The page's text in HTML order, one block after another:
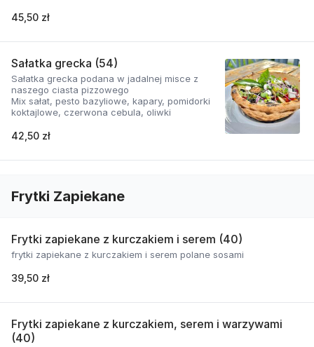
45,50 zł
Sałatka grecka (54)
Sałatka grecka podana w jadalnej misce z
naszego ciasta pizzowego
Mix sałat, pesto bazyliowe, kapary, pomidorki
koktajlowe, czerwona cebula, oliwki
42,50 zł
Frytki Zapiekane
Frytki zapiekane z kurczakiem i serem (40)
frytki zapiekane z kurczakiem i serem polane sosami
39,50 zł
Frytki zapiekane z kurczakiem, serem i warzywami
(40)